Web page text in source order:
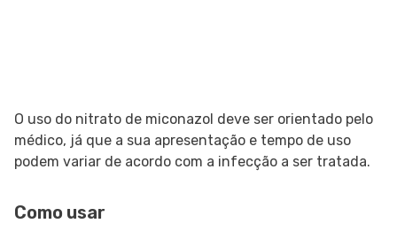
O uso do nitrato de miconazol deve ser orientado pelo
médico, já que a sua apresentação e tempo de uso
podem variar de acordo com a infecção a ser tratada.
Como usar